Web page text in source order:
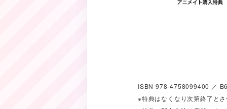
ISBN 978-4758099400 ／
※特典はなくなり次第終了と